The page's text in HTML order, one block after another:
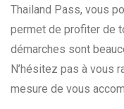
Thailand Pass, vous
permet de profiter de
démarches sont
N’hésitez pas à vous
mesure de vous